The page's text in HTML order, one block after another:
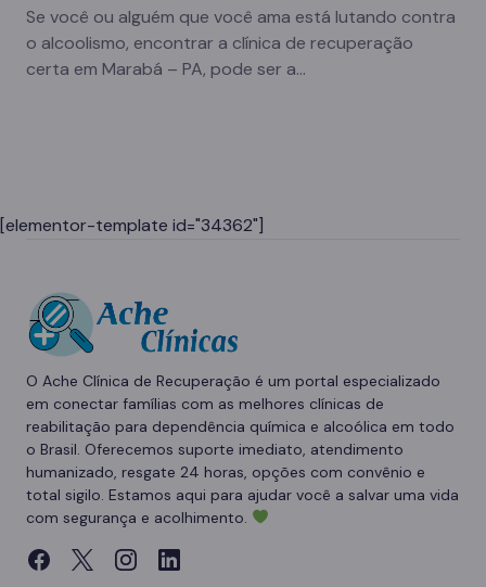
Se você ou alguém que você ama está lutando contra
o alcoolismo, encontrar a clínica de recuperação
certa em Marabá – PA, pode ser a…
[elementor-template id="34362"]
O Ache Clínica de Recuperação é um portal especializado
em conectar famílias com as melhores clínicas de
reabilitação para dependência química e alcoólica em todo
o Brasil. Oferecemos suporte imediato, atendimento
humanizado, resgate 24 horas, opções com convênio e
total sigilo. Estamos aqui para ajudar você a salvar uma vida
com segurança e acolhimento.